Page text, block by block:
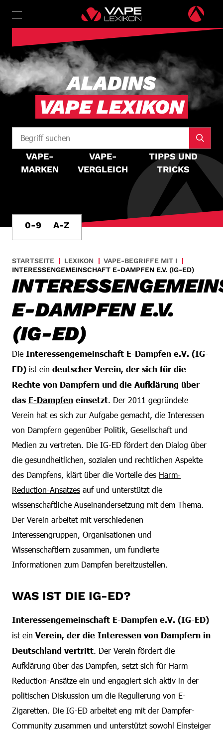
ALADINS
VAPE LEXIKON
VAPE-
MARKEN
VAPE-
VERGLEICH
TIPPS UND
TRICKS
0-9 A-Z
STARTSEITE LEXIKON
VAPE-BEGRIFFE MIT I
INTERESSENGEMEINSCHAFT E-DAMPFEN E.V. (IG-ED)
E-DAMPFEN E.V.
(IG-ED)
Die Interessengemeinschaft E-Dampfen e.V. (IG-
ED) ist ein deutscher Verein, der sich für die
Rechte von Dampfern und die Aufklärung über
das E-Dampfen einsetzt. Der 2011 gegründete
Verein hat es sich zur Aufgabe gemacht, die Interessen
von Dampfern gegenüber Politik, Gesellschaft und
Medien zu vertreten. Die IG-ED fördert den Dialog über
die gesundheitlichen, sozialen und rechtlichen Aspekte
des Dampfens, klärt über die Vorteile des Harm-
Reduction-Ansatzes auf und unterstützt die
wissenschaftliche Auseinandersetzung mit dem Thema.
Der Verein arbeitet mit verschiedenen
Interessengruppen, Organisationen und
Wissenschaftlern zusammen, um fundierte
Informationen zum Dampfen bereitzustellen.
WAS IST DIE IG-ED?
Interessengemeinschaft E-Dampfen e.V. (IG-ED)
ist ein Verein, der die Interessen von Dampfern in
Deutschland vertritt. Der Verein fördert die
Aufklärung über das Dampfen, setzt sich für Harm-
Reduction-Ansätze ein und engagiert sich aktiv in der
politischen Diskussion um die Regulierung von E-
Zigaretten. Die IG-ED arbeitet eng mit der Dampfer-
Community zusammen und unterstützt sowohl Einsteiger